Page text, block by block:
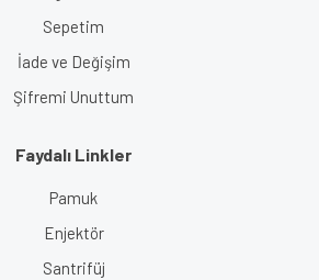
Sepetim
İade ve Değişim
Şifremi Unuttum
Faydalı Linkler
Pamuk
Enjektör
Santrifüj